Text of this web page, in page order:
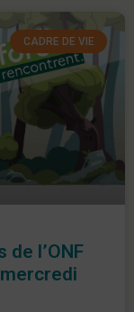
CADRE DE VIE
l’ONF